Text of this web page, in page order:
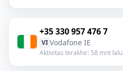
+35 330 957 476 7
VI Vodafone IE
Aktivitas terakhir: 58 mnt lalu